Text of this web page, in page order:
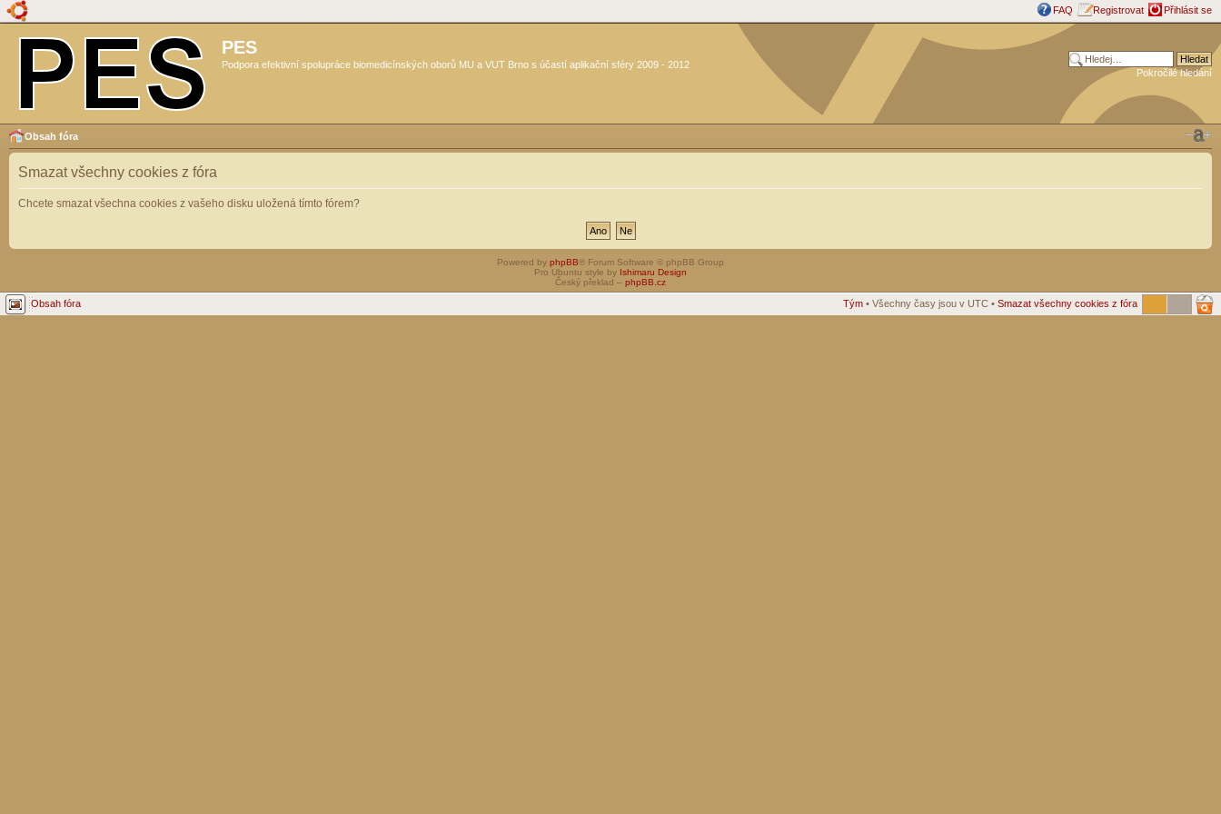
FAQ Registrovat Přihlásit se
PES
Podpora efektivní spolupráce biomedicínských oborů MU a VUT Brno s účastí aplikační sféry 2009 - 2012
Pokročilé hledání
Obsah fóra
Smazat všechny cookies z fóra
Chcete smazat všechna cookies z vašeho disku uložená tímto fórem?
Powered by phpBB® Forum Software © phpBB Group
Pro Ubuntu style by Ishimaru Design
Český překlad – phpBB.cz
Obsah fóra Tým • Všechny časy jsou v UTC • Smazat všechny cookies z fóra